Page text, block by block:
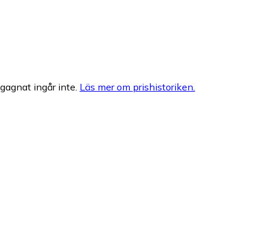
ingår inte. Läs mer om prishistoriken.